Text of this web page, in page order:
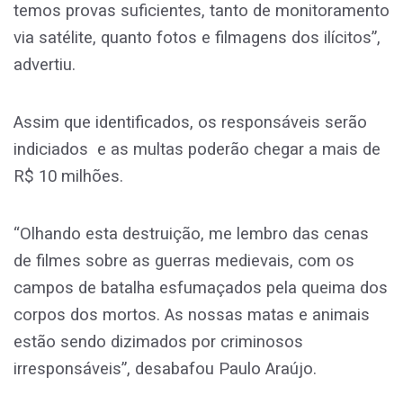
temos provas suficientes, tanto de monitoramento
via satélite, quanto fotos e filmagens dos ilícitos”,
advertiu.
Assim que identificados, os responsáveis serão
indiciados e as multas poderão chegar a mais de
R$ 10 milhões.
“Olhando esta destruição, me lembro das cenas
de filmes sobre as guerras medievais, com os
campos de batalha esfumaçados pela queima dos
corpos dos mortos. As nossas matas e animais
estão sendo dizimados por criminosos
irresponsáveis”, desabafou Paulo Araújo.